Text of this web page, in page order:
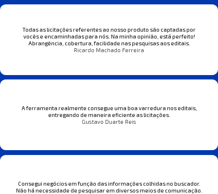
Todas as licitações referentes ao nosso produto são captadas por
vocês e encaminhadas para nós. Na minha opinião, está perfeito!
Abrangência, cobertura, facilidade nas pesquisas aos editais.
Ricardo Machado Ferreira
A ferramenta realmente consegue uma boa varredura nos editais,
entregando de maneira eficiente as licitações.
Gustavo Duarte Reis
Consegui negócios em função das informações colhidas no buscador.
Não há necessidade de pesquisar em diversos meios de comunicação.